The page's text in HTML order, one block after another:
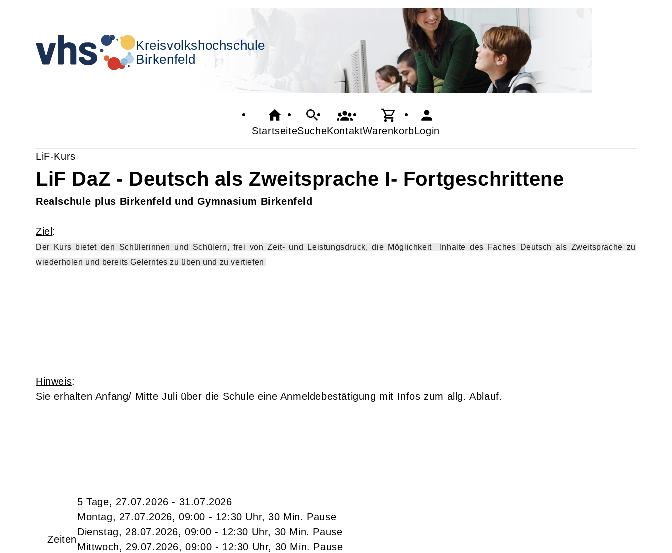
Kreisvolkshochschule
Birkenfeld
StartseiteSucheKontaktWarenkorbLogin
LiF-Kurs
LiF DaZ - Deutsch als Zweitsprache I- Fortgeschrittene
Realschule plus Birkenfeld und Gymnasium Birkenfeld
Ziel :
Der Kurs bietet den Schülerinnen und Schülern, frei von Zeit- und Leistungsdruck, die Möglichkeit Inhalte des Faches Deutsch als Zweitsprache zu
wiederholen und bereits Gelerntes zu üben und zu vertiefen
Hinweis:
Sie erhalten Anfang/ Mitte Juli über die Schule eine Anmeldebestätigung mit Infos zum allg. Ablauf.
Zeiten
5 Tage, 27.07.2026 - 31.07.2026
Montag, 27.07.2026, 09:00 - 12:30 Uhr, 30 Min. Pause
Dienstag, 28.07.2026, 09:00 - 12:30 Uhr, 30 Min. Pause
Mittwoch, 29.07.2026, 09:00 - 12:30 Uhr, 30 Min. Pause